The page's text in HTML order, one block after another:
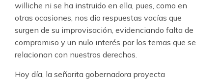
williche ni se ha instruido en ella, pues, como en
otras ocasiones, nos dio respuestas vacías que
surgen de su improvisación, evidenciando falta de
compromiso y un nulo interés por los temas que se
relacionan con nuestros derechos.
Hoy día, la señorita gobernadora proyecta